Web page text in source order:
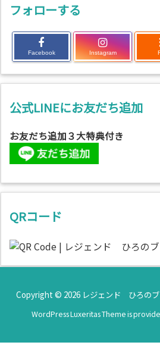
フォローする
Facebook Instagram
公式LINEにお友だち追加
お友だち追加３大特典付き
QRコード
Copyright © 2026 レジェンド ひろの
WordPress Luxeritas Theme is